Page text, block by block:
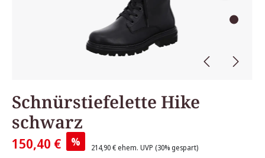
Schnürstiefelette Hike
schwarz
150,40 € % 214,90 € ehem. UVP (30% gespart)